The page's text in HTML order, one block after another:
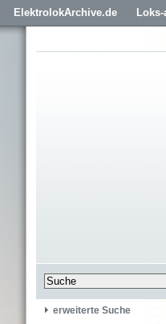
ElektrolokArchive.de
erweiterte Suche